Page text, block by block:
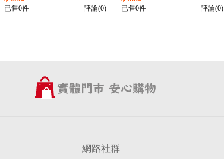
已售0件 評論(0) 已售0件 評論(0)
網路社群